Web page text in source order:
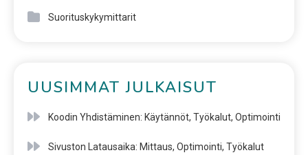
Suorituskykymittarit
UUSIMMAT JULKAISUT
Koodin Yhdistäminen: Käytännöt, Työkalut, Optimointi
Sivuston Latausaika: Mittaus, Optimointi, Työkalut